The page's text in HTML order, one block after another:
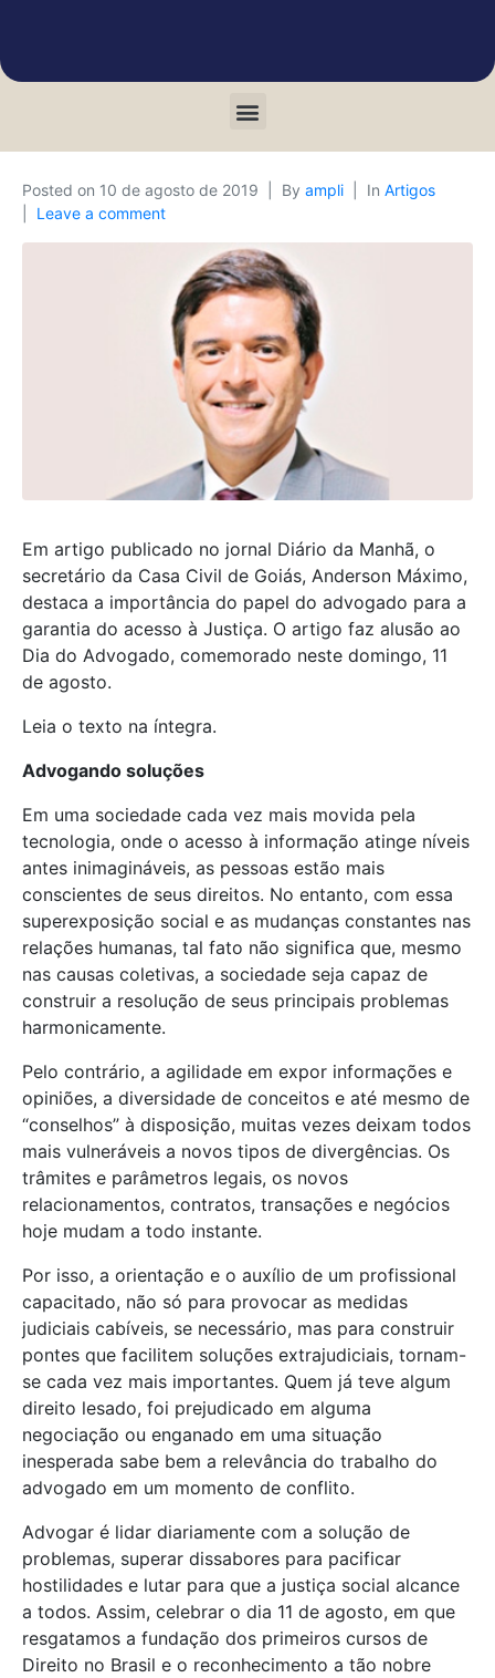
Posted on 10 de agosto de 2019 By ampli In Artigos
Leave a comment
Em artigo publicado no jornal Diário da Manhã, o
secretário da Casa Civil de Goiás, Anderson Máximo,
destaca a importância do papel do advogado para a
garantia do acesso à Justiça. O artigo faz alusão ao
Dia do Advogado, comemorado neste domingo, 11
de agosto.
Leia o texto na íntegra.
Advogando soluções
Em uma sociedade cada vez mais movida pela
tecnologia, onde o acesso à informação atinge níveis
antes inimagináveis, as pessoas estão mais
conscientes de seus direitos. No entanto, com essa
superexposição social e as mudanças constantes nas
relações humanas, tal fato não significa que, mesmo
nas causas coletivas, a sociedade seja capaz de
construir a resolução de seus principais problemas
harmonicamente.
Pelo contrário, a agilidade em expor informações e
opiniões, a diversidade de conceitos e até mesmo de
“conselhos” à disposição, muitas vezes deixam todos
mais vulneráveis a novos tipos de divergências. Os
trâmites e parâmetros legais, os novos
relacionamentos, contratos, transações e negócios
hoje mudam a todo instante.
Por isso, a orientação e o auxílio de um profissional
capacitado, não só para provocar as medidas
judiciais cabíveis, se necessário, mas para construir
pontes que facilitem soluções extrajudiciais, tornam-
se cada vez mais importantes. Quem já teve algum
direito lesado, foi prejudicado em alguma
negociação ou enganado em uma situação
inesperada sabe bem a relevância do trabalho do
advogado em um momento de conflito.
Advogar é lidar diariamente com a solução de
problemas, superar dissabores para pacificar
hostilidades e lutar para que a justiça social alcance
a todos. Assim, celebrar o dia 11 de agosto, em que
resgatamos a fundação dos primeiros cursos de
Direito no Brasil e o reconhecimento a tão nobre